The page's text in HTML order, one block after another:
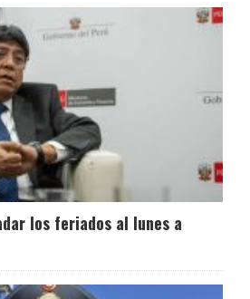
los feriados al lunes a